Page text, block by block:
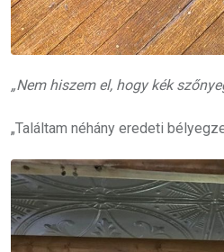
„Nem hiszem el, hogy kék
„Találtam néhány eredeti